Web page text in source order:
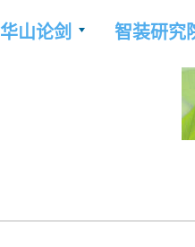
华山论剑 智装研究